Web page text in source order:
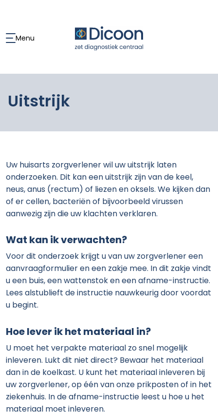
Menu
Uitstrijk
Uw huisarts zorgverlener wil uw uitstrijk laten
onderzoeken. Dit kan een uitstrijk zijn van de keel,
neus, anus (rectum) of liezen en oksels. We kijken dan
of er cellen, bacteriën of bijvoorbeeld virussen
aanwezig zijn die uw klachten verklaren.
Wat kan ik verwachten?
Voor dit onderzoek krijgt u van uw zorgverlener een
aanvraagformulier en een zakje mee. In dit zakje vindt
u een buis, een wattenstok en een afname-instructie.
Lees alstublieft de instructie nauwkeurig door voordat
u begint.
Hoe lever ik het materiaal in?
U moet het verpakte materiaal zo snel mogelijk
inleveren. Lukt dit niet direct? Bewaar het materiaal
dan in de koelkast. U kunt het materiaal inleveren bij
uw zorgverlener, op één van onze prikposten of in het
ziekenhuis. In de afname-instructie leest u hoe u het
materiaal moet inleveren.